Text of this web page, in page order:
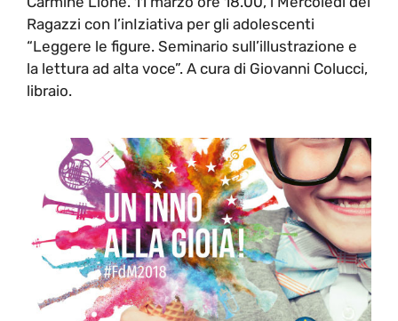
Ragazzi con l’inIziativa per gli adolescenti
“Leggere le figure. Seminario sull’illustrazione e
la lettura ad alta voce”. A cura di Giovanni Colucci,
libraio.